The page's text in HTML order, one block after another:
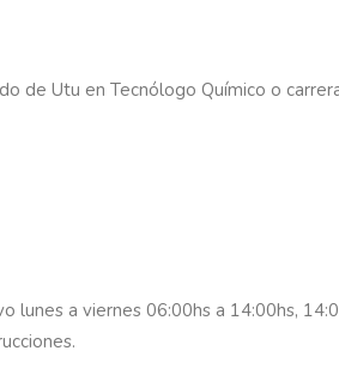
de Utu en Tecnólogo Químico o
lunes a viernes 06:00hs a 14:00hs,